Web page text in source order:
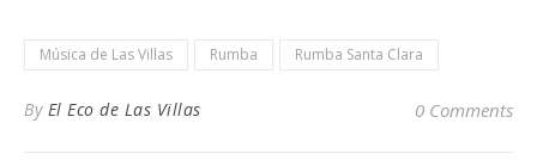
Música de Las Villas Rumba Rumba Santa Clara
By El Eco de Las Villas 0 Comments